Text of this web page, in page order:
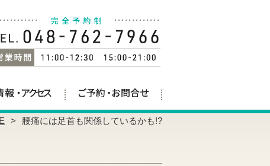
腰痛には足首も関係しているかも!?